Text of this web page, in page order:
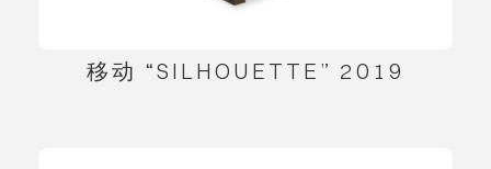
移动 “SILHOUETTE” 2019